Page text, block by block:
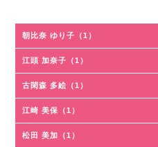
朝比奈 ゆり子（1）
江頭 加奈子（1）
古閑森 多絵（1）
江崎 美保（1）
松田 美加（1）